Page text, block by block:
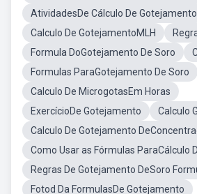
AtividadesDe Cálculo De Gotejamento
Calculo De GotejamentoMLH
Formula DoGotejamento De Soro
Formulas ParaGotejamento De Soro
Calculo De MicrogotasEm Horas
ExercícioDe Gotejamento
Calculo
Calculo De Gotejamento
Como Usar as Fórmulas ParaCálculo
Regras De Gotejamento DeSoro
Fotod Da FormulasDe Gotejamento